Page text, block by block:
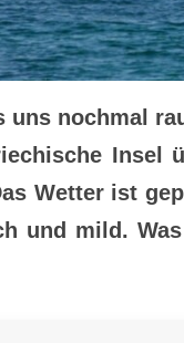
uns nochmal
Insel
Wetter ist
und mild.